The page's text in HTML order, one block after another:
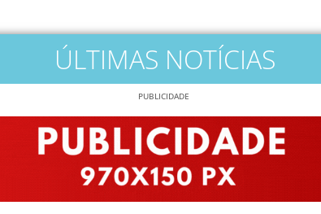
ÚLTIMAS NOTÍCIAS
PUBLICIDADE